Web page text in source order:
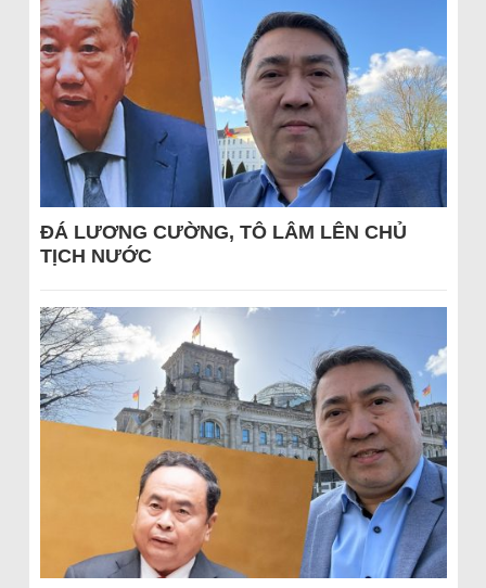
ĐÁ LƯƠNG CƯỜNG, TÔ LÂM LÊN CHỦ
TỊCH NƯỚC